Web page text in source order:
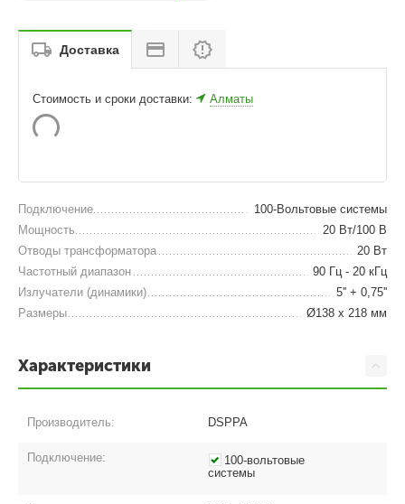
Доставка
Стоимость и сроки доставки: Алматы
Подключение
100-Вольтовые системы
Мощность
20 Вт/100 В
Отводы трансформатора
20 Вт
Частотный диапазон
90 Гц - 20 кГц
Излучатели (динамики)
5'' + 0,75''
Размеры
Ø138 х 218 мм
Характеристики
Производитель: DSPPA
Подключение:
100-вольтовые
системы